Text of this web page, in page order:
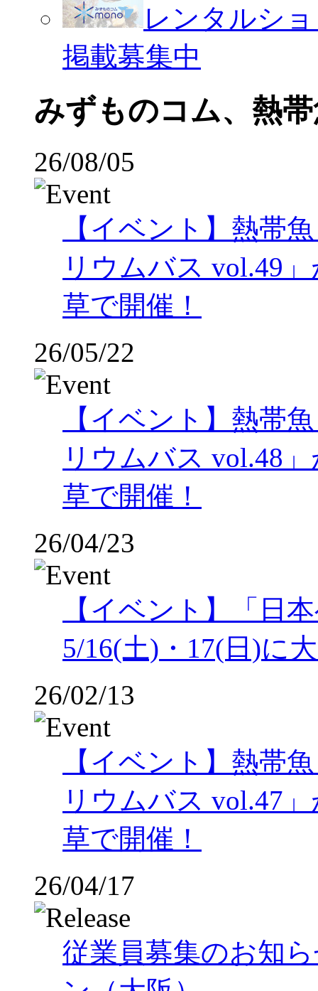
レンタルシ
掲載募集中
みずものコム、熱
26/08/05
【イベント】熱帯
リウムバス vol.49
草で開催！
26/05/22
【イベント】熱帯
リウムバス vol.48
草で開催！
26/04/23
【イベント】「日
5/16(土)・17(日)に
26/02/13
【イベント】熱帯
リウムバス vol.47
草で開催！
26/04/17
従業員募集のお知